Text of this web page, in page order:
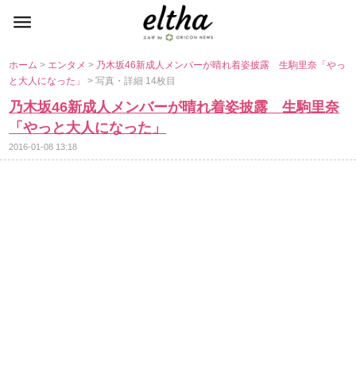
ホーム> エンタメ> 乃木坂46新成人メンバーが晴れ着姿披露 生駒里奈「やっ
と大人になった」> 写真・詳細 14枚目
乃木坂46新成人メンバーが晴れ着姿披露 生駒里奈
「やっと大人になった」
2016-01-08 13:18